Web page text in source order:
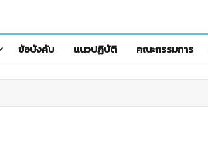
ข้อบังคับ แนวปฏิบัติ คณะกรรมการ